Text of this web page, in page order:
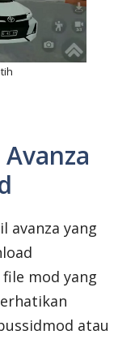
avanza yang
mod yang
atau